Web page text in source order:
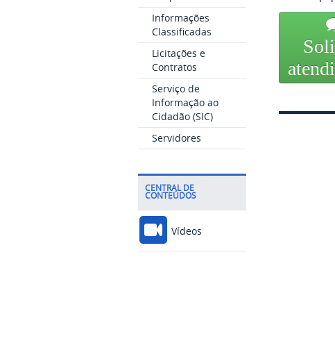
Informações
Classificadas
Licitações e
Contratos
Serviço de
Informação ao
Cidadão (SIC)
Servidores
CENTRAL DE
CONTEÚDOS
Vídeos